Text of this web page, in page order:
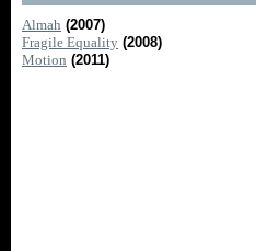
Almah (2007)
Fragile Equality (2008)
Motion (2011)